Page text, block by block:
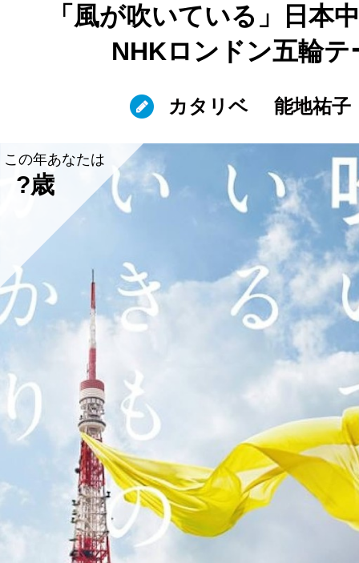
「風が吹いている」日本
NHKロンドン五輪テ
カタリベ 能地祐子
この年あなたは
?歳